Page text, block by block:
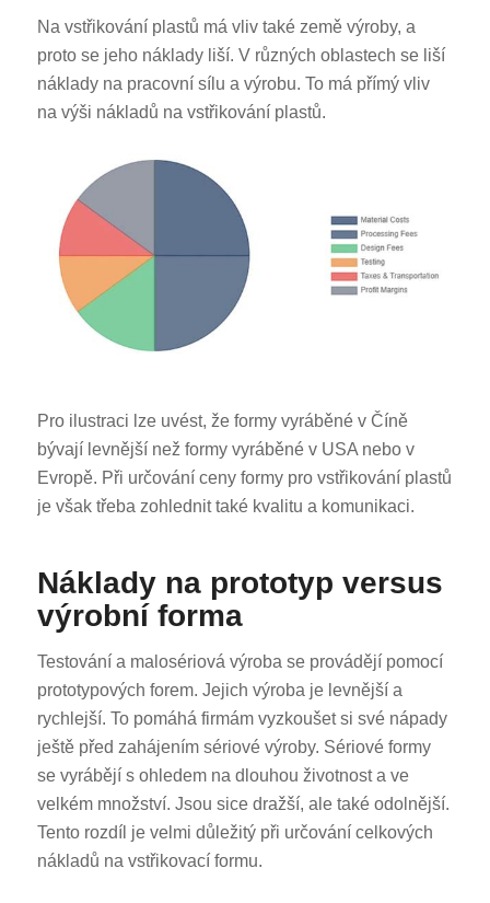
Na vstřikování plastů má vliv také země výroby, a
proto se jeho náklady liší. V různých oblastech se liší
náklady na pracovní sílu a výrobu. To má přímý vliv
na výši nákladů na vstřikování plastů.
Pro ilustraci lze uvést, že formy vyráběné v Číně
bývají levnější než formy vyráběné v USA nebo v
Evropě. Při určování ceny formy pro vstřikování plastů
je však třeba zohlednit také kvalitu a komunikaci.
Náklady na prototyp versus
výrobní forma
Testování a malosériová výroba se provádějí pomocí
prototypových forem. Jejich výroba je levnější a
rychlejší. To pomáhá firmám vyzkoušet si své nápady
ještě před zahájením sériové výroby. Sériové formy
se vyrábějí s ohledem na dlouhou životnost a ve
velkém množství. Jsou sice dražší, ale také odolnější.
Tento rozdíl je velmi důležitý při určování celkových
nákladů na vstřikovací formu.